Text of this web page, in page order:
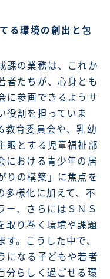
る環境の創出と包
課の業務は、これか
者たちが、心身とも
に参画できるようサ
役割を担っていま
教育委員会や、乳幼
眼とする児童福祉部
における青少年の居
りの構築」に焦点を
多様化に加えて、不
ー、さらにはＳＮＳ
取り巻く環境や課題
。こうした中で、
になる子どもや若者
分らしく過ごせる環